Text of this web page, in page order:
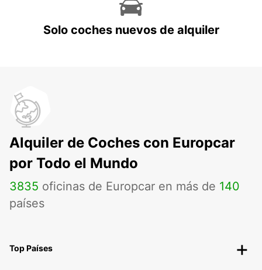
Solo coches nuevos de alquiler
Alquiler de Coches con Europcar
por Todo el Mundo
3835 oficinas de Europcar en más de 140
países
Top Países